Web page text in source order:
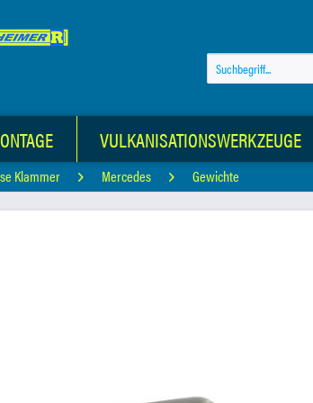
VULKANISATIONSWERKZEUGE
Klammer Mercedes Gewichte